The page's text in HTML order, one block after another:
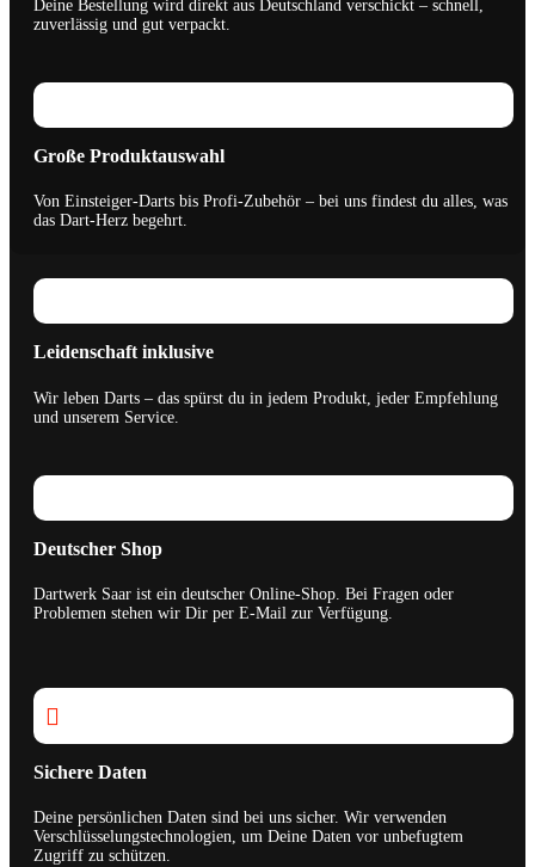
Deine Bestellung wird direkt aus Deutschland verschickt – schnell,
zuverlässig und gut verpackt.
Große Produktauswahl
Von Einsteiger-Darts bis Profi-Zubehör – bei uns findest du alles, was
das Dart-Herz begehrt.
Leidenschaft inklusive
Wir leben Darts – das spürst du in jedem Produkt, jeder Empfehlung
und unserem Service.
Deutscher Shop
Dartwerk Saar ist ein deutscher Online-Shop. Bei Fragen oder
Problemen stehen wir Dir per E-Mail zur Verfügung.

Sichere Daten
Deine persönlichen Daten sind bei uns sicher. Wir verwenden
Verschlüsselungstechnologien, um Deine Daten vor unbefugtem
Zugriff zu schützen.